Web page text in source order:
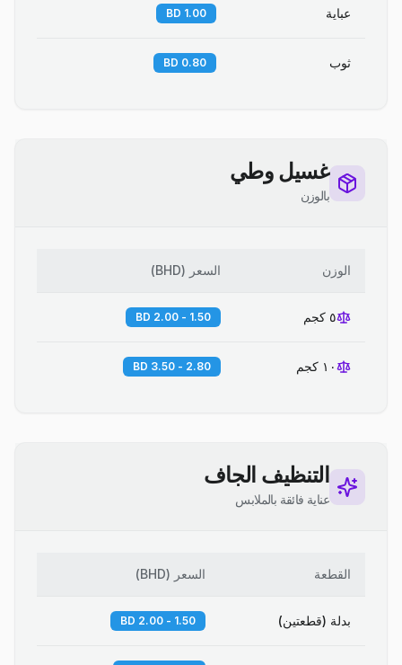
عباية 1.00 BD
ثوب 0.80 BD
غسيل وطي
بالوزن
الوزن السعر (
BHD
)
٥ كجم 1.50 - 2.00 BD
١٠ كجم 2.80 - 3.50 BD
التنظيف الجاف
عناية فائقة بالملابس
القطعة السعر (
BHD
)
بدلة (قطعتين) 1.50 - 2.00 BD